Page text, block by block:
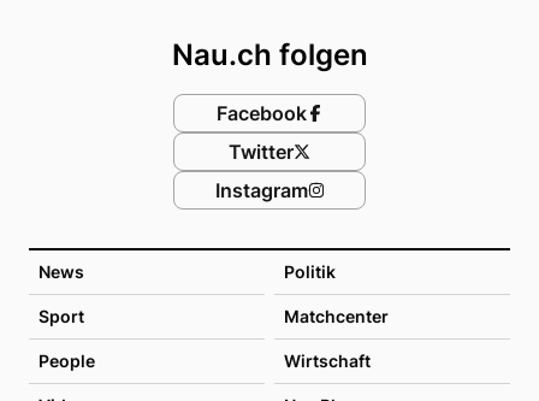
News Politik
Sport Matchcenter
People Wirtschaft
Nau.ch folgen
Facebook
Twitter
Instagram